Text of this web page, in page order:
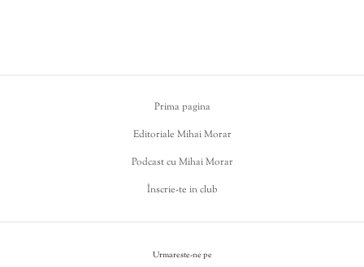
Prima pagina
Editoriale Mihai Morar
Podcast cu Mihai Morar
Înscrie-te in club
Urmareste-ne pe